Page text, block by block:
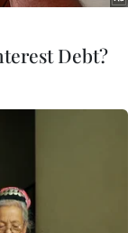
Debt?